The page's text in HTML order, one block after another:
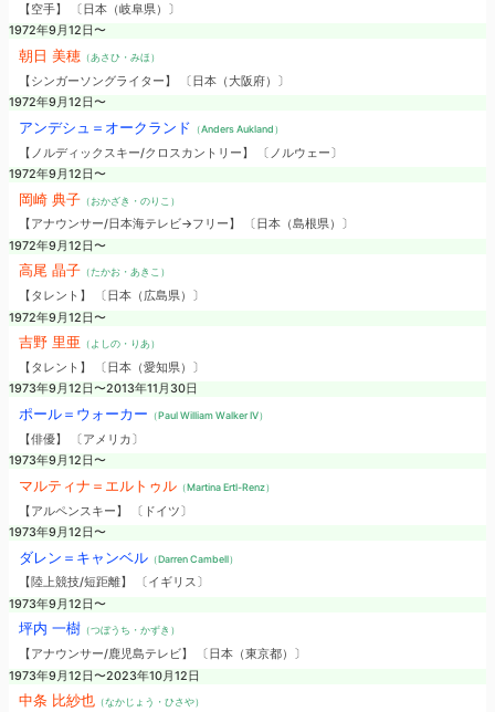
【空手】 〔日本（岐阜県）〕
1972年9月12日〜
朝日 美穂 （あさひ・みほ）
【シンガーソングライター】 〔日本（大阪府）〕
1972年9月12日〜
アンデシュ＝オークランド （Anders Aukland）
【ノルディックスキー/クロスカントリー】 〔ノルウェー〕
1972年9月12日〜
岡崎 典子（おかざき・のりこ）
【アナウンサー/日本海テレビ→フリー】 〔日本（島根県）〕
1972年9月12日〜
高尾 晶子（たかお・あきこ）
【タレント】 〔日本（広島県）〕
1972年9月12日〜
吉野 里亜 （よしの・りあ）
【タレント】 〔日本（愛知県）〕
1973年9月12日〜2013年11月30日
ポール＝ウォーカー （Paul William Walker IV）
【俳優】 〔アメリカ〕
1973年9月12日〜
マルティナ＝エルトゥル（Martina Ertl-Renz）
【アルペンスキー】 〔ドイツ〕
1973年9月12日〜
ダレン＝キャンベル（Darren Cambell）
【陸上競技/短距離】 〔イギリス〕
1973年9月12日〜
坪内 一樹（つぼうち・かずき）
【アナウンサー/鹿児島テレビ】 〔日本（東京都）〕
1973年9月12日〜2023年10月12日
中条 比紗也（なかじょう・ひさや）